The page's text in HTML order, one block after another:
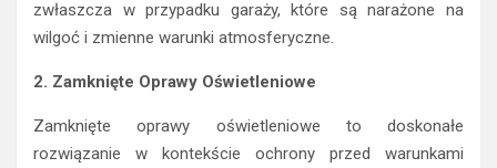
zwłaszcza w przypadku garaży, które są narażone na
wilgoć i zmienne warunki atmosferyczne.
2. Zamknięte Oprawy Oświetleniowe
Zamknięte oprawy oświetleniowe to doskonałe
rozwiązanie w kontekście ochrony przed warunkami